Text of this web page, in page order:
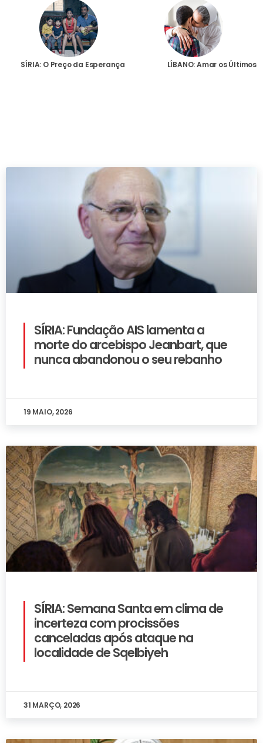
SÍRIA: O Preço da Esperança LÍBANO: Amar os Últimos
SÍRIA: Fundação AIS lamenta a
morte do arcebispo Jeanbart, que
nunca abandonou o seu rebanho
19 MAIO, 2026
SÍRIA: Semana Santa em clima de
incerteza com procissões
canceladas após ataque na
localidade de Sqelbiyeh
31 MARÇO, 2026